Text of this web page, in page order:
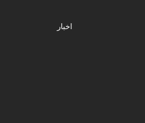
اخبار